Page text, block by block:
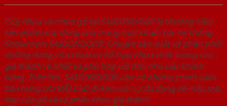
Cửa nhựa và nhựa gỗ tại SAIGONDOOR là thương hiệu
sản phẩm các dòng cửa trong một chuỗi các hệ thống
Showroom SAIGONDOOR. Chuyên sản xuất và phân phối
những dòng cửa nhựa và hỗ hợp nhựa chất lượng cao,
giá thành rẻ nhất và phù hợp với mọi nhu cầu khách
hàng. Trên hết, SAIGONDOOR còn có những chính sách
bán hàng ƯU ĐÃI CAO đi kèm với sự đa dạng về mẫu mã,
loại cửa gỗ và cả phân khúc giá thành.